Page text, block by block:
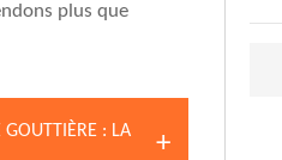
plus que
GOUTTIÈRE : LA